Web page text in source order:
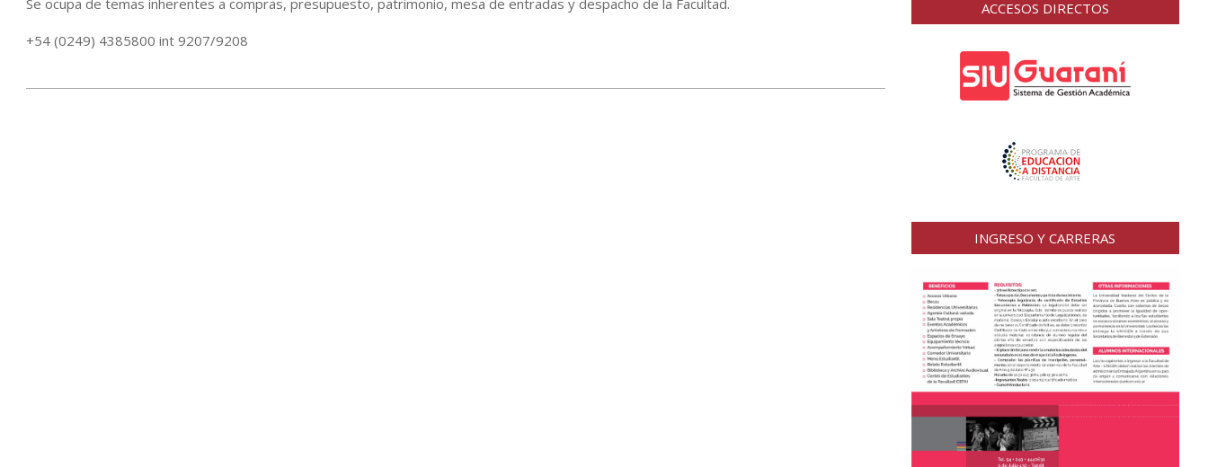
Se ocupa de temas inherentes a compras, presupuesto, patrimonio, mesa de entradas y despacho de la Facultad.
+54 (0249) 4385800 int 9207/9208
ACCESOS DIRECTOS
INGRESO Y CARRERAS